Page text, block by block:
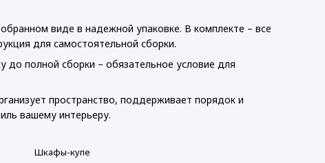
виде в надежной упаковке. В комплекте – все
для самостоятельной сборки.
до полной сборки – обязательное условие для
пространство, поддерживает порядок и
вашему интерьеру.
Шкафы-купе